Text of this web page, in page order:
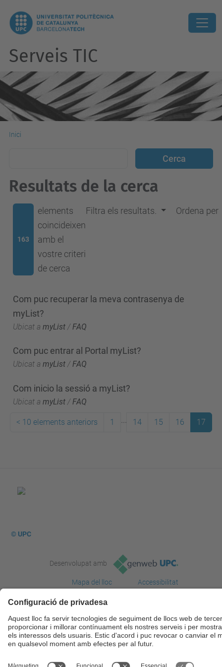
Serveis TIC
Inici
Resultats de la cerca
163
elements
coincideixen
amb el
vostre criteri
de cerca
Filtra els resultats. Ordena per
Com puc recuperar la meva contrasenya de
myList?
Ubicat a myList / FAQ
Com puc entrar al Portal myList?
Ubicat a myList /FAQ
Com inicio la sessió a myList?
Ubicat a myList / FAQ
< 10 elements anteriors 1 14 15 16 17
© UPC
Desenvolupat amb
Mapa del lloc
Accessibilitat
Avís legal